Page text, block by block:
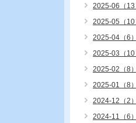
2025-06（13
2025-05（10
2025-04（6）
2025-03（10
2025-02（8）
2025-01（8）
2024-12（2）
2024-11（6）